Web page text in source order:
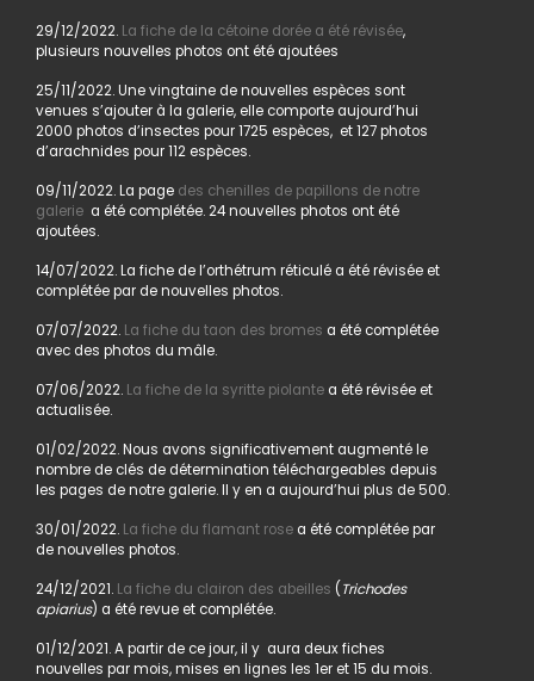
29/12/2022. La fiche de la cétoine dorée a été révisée,
plusieurs nouvelles photos ont été ajoutées
25/11/2022. Une vingtaine de nouvelles espèces sont
venues s’ajouter à la galerie, elle comporte aujourd’hui
2000 photos d’insectes pour 1725 espèces, et 127 photos
d’arachnides pour 112 espèces.
09/11/2022. La page des chenilles de papillons de notre
galerie a été complétée. 24 nouvelles photos ont été
ajoutées.
14/07/2022. La fiche de l’orthétrum réticulé a été révisée et
complétée par de nouvelles photos.
07/07/2022. La fiche du taon des bromes a été complétée
avec des photos du mâle.
07/06/2022. La fiche de la syritte piolantea été révisée et
actualisée.
01/02/2022. Nous avons significativement augmenté le
nombre de clés de détermination téléchargeables depuis
les pages de notre galerie. Il y en a aujourd’hui plus de 500.
30/01/2022. La fiche du flamant rosea été complétée par
de nouvelles photos.
24/12/2021. La fiche du clairon des abeilles ( Trichodes
apiarius) a été revue et complétée.
01/12/2021. A partir de ce jour, il y aura deux fiches
nouvelles par mois, mises en lignes les 1er et 15 du mois.